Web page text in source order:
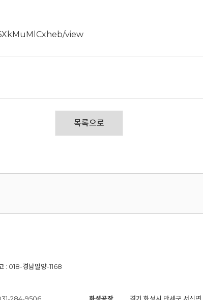
view
목록으로
: 018-경남밀양-1168